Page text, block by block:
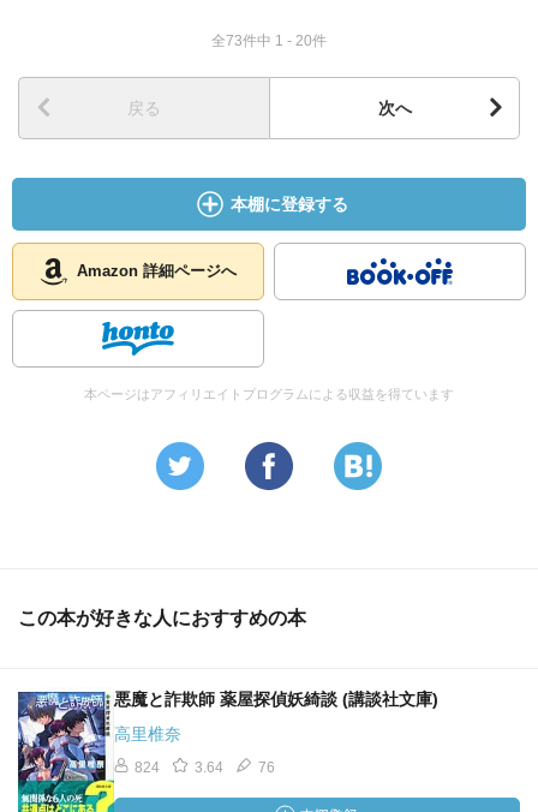
全73件中 1 - 20件
戻る 次へ
本棚に登録する
Amazon 詳細ページへ
本ページはアフィリエイトプログラムによる収益を得ています
この本が好きな人におすすめの本
悪魔と詐欺師 薬屋探偵妖綺談 (講談社文庫)
高里椎奈
824 3.64 76